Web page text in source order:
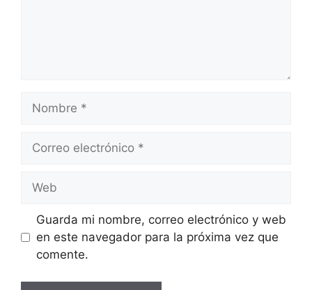
Nombre
Correo
Web
Guarda mi nombre, correo electrónico y web
en este navegador para la próxima vez que
comente.